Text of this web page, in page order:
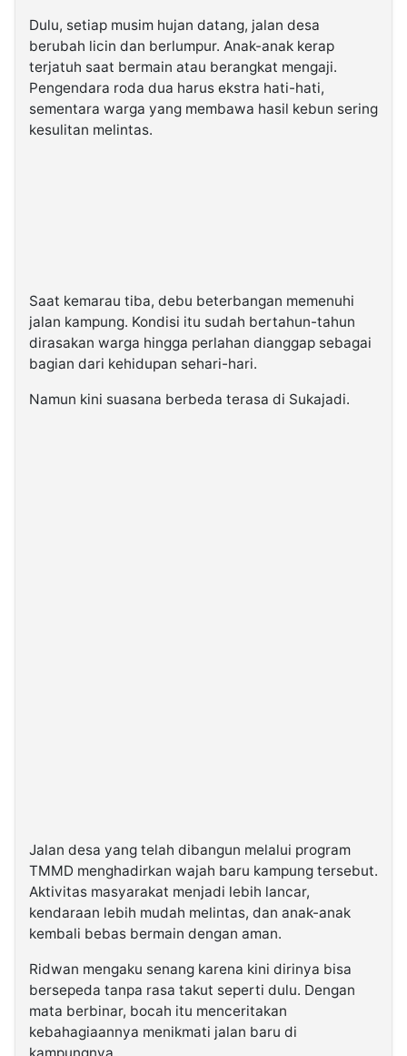
Dulu, setiap musim hujan datang, jalan desa
berubah licin dan berlumpur. Anak-anak kerap
terjatuh saat bermain atau berangkat mengaji.
Pengendara roda dua harus ekstra hati-hati,
sementara warga yang membawa hasil kebun sering
kesulitan melintas.
Saat kemarau tiba, debu beterbangan memenuhi
jalan kampung. Kondisi itu sudah bertahun-tahun
dirasakan warga hingga perlahan dianggap sebagai
bagian dari kehidupan sehari-hari.
Namun kini suasana berbeda terasa di Sukajadi.
Jalan desa yang telah dibangun melalui program
TMMD menghadirkan wajah baru kampung tersebut.
Aktivitas masyarakat menjadi lebih lancar,
kendaraan lebih mudah melintas, dan anak-anak
kembali bebas bermain dengan aman.
Ridwan mengaku senang karena kini dirinya bisa
bersepeda tanpa rasa takut seperti dulu. Dengan
mata berbinar, bocah itu menceritakan
kebahagiaannya menikmati jalan baru di